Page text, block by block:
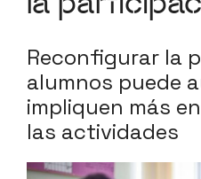
Reconfigurar la
alumnos puede
impliquen más
las actividades